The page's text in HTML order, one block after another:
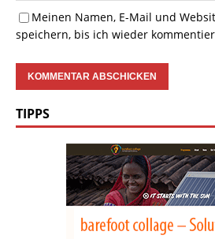
Meinen Namen, E-Mail und
speichern, bis ich wieder
TIPPS